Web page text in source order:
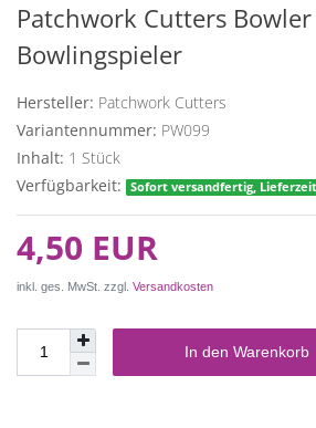
Patchwork Cutters Bowler
Bowlingspieler
Hersteller: Patchwork Cutters
Variantennummer: PW099
Inhalt: 1 Stück
Verfügbarkeit:
Sofort versandfertig,
4,50 EUR
inkl. ges. MwSt. zzgl. Versandkosten
In den Warenkorb